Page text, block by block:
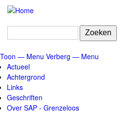
Overslaan
naar
gaan
Zoeken
Menu
Toon — Menu Verberg — Menu
Actueel
Achtergrond
Links
Geschriften
Over SAP - Grenzeloos